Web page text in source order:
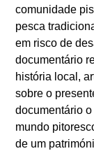
comunidade
pesca
em risco de
documentário
história local,
sobre o
documentário
mundo
de um